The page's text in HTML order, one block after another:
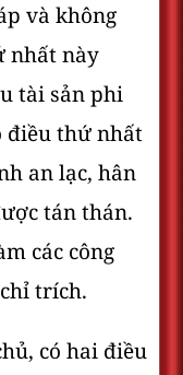
và không
nhất này
tài sản phi
điều thứ nhất
an lạc, hân
tán thán.
các công
trích.
có hai điều